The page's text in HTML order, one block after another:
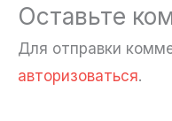
Оставьте
Для отправки
авторизоваться.